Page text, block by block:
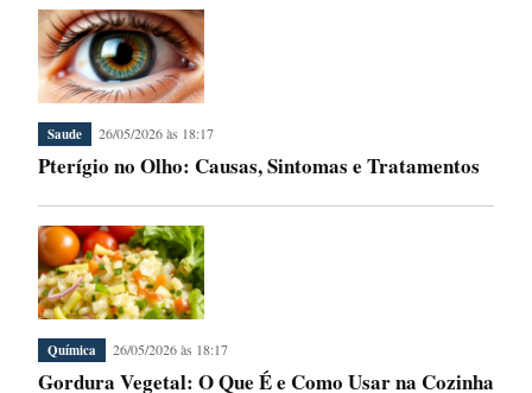
Saude 26/05/2026 às 18:17
Pterígio no Olho: Causas, Sintomas e Tratamentos
Química 26/05/2026 às 18:17
Gordura Vegetal: O Que É e Como Usar na Cozinha